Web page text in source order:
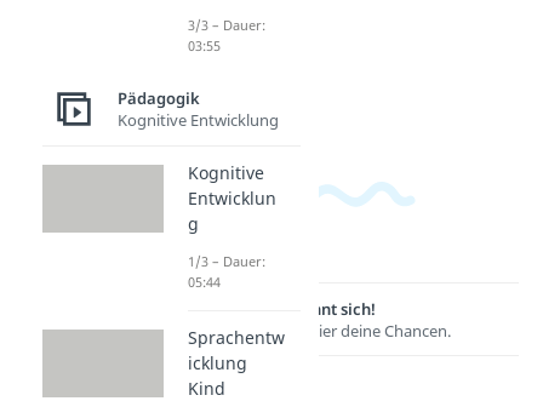
Lernen lohnt sich!
Entdecke hier deine Chancen.
3/3 – Dauer:
03:55
Pädagogik
Kognitive Entwicklung
Kognitive
Entwicklun
g
1/3 – Dauer:
05:44
Sprachentw
icklung
Kind